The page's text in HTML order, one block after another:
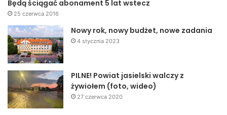
Będą ściągać abonament 5 lat wstecz
25 czerwca 2016
Nowy rok, nowy budżet, nowe zadania
4 stycznia 2023
PILNE! Powiat jasielski walczy z
żywiołem (foto, wideo)
27 czerwca 2020